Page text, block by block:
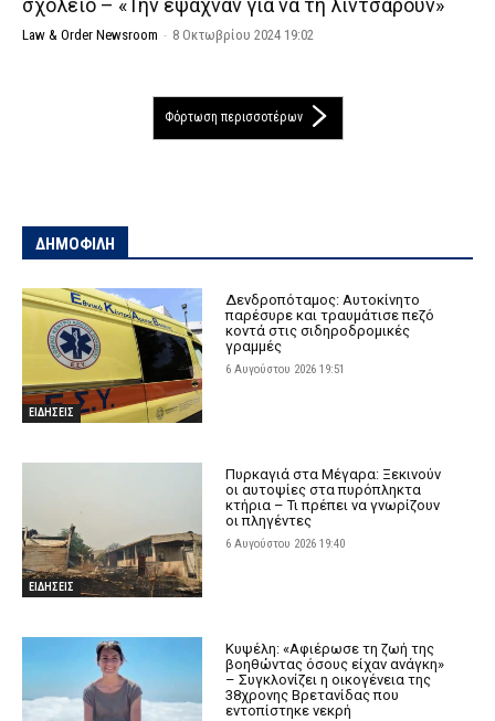
Law & Order Newsroom - 8 Οκτωβρίου 2024 19:02
Φόρτωση περισσοτέρων
ΔΗΜΟΦΙΛΗ
ΕΙΔΗΣΕΙΣ
Δενδροπόταμος: Αυτοκίνητο
παρέσυρε και τραυμάτισε πεζό
κοντά στις σιδηροδρομικές
γραμμές
6 Αυγούστου 2026 19:51
ΕΙΔΗΣΕΙΣ
Πυρκαγιά στα Μέγαρα: Ξεκινούν
οι αυτοψίες στα πυρόπληκτα
κτήρια – Τι πρέπει να γνωρίζουν
οι πληγέντες
6 Αυγούστου 2026 19:40
Κυψέλη: «Αφιέρωσε τη ζωή της
βοηθώντας όσους είχαν ανάγκη»
– Συγκλονίζει η οικογένεια της
38χρονης Βρετανίδας που
εντοπίστηκε νεκρή